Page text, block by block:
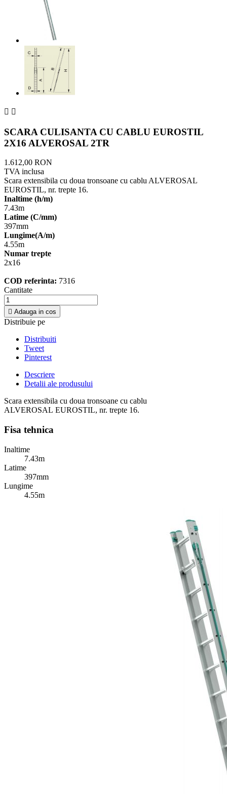
 
SCARA CULISANTA CU CABLU EUROSTIL
2X16 ALVEROSAL 2TR
1.612,00 RON
TVA inclusa
Scara extensibila cu doua tronsoane cu cablu ALVEROSAL
EUROSTIL, nr. trepte 16.
Inaltime (h/m)
7.43m
Latime (C/mm)
397mm
Lungime(A/m)
4.55m
Numar trepte
2x16
COD referinta: 7316
Cantitate
 Adauga in cos
Distribuie pe
Distribuiti
Tweet
Pinterest
Descriere
Detalii ale produsului
Scara extensibila cu doua tronsoane cu cablu
ALVEROSAL EUROSTIL, nr. trepte 16.
Fisa tehnica
Inaltime
7.43m
Latime
397mm
Lungime
4.55m